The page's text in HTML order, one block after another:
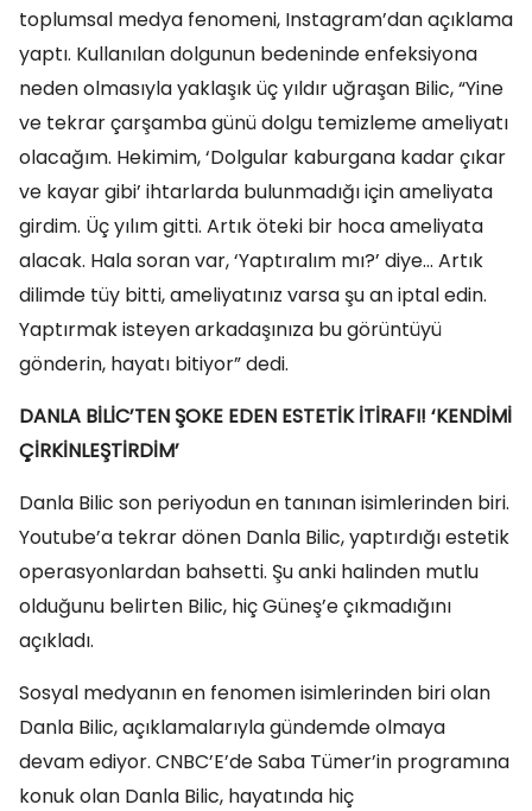
toplumsal medya fenomeni, Instagram’dan açıklama
yaptı. Kullanılan dolgunun bedeninde enfeksiyona
neden olmasıyla yaklaşık üç yıldır uğraşan Bilic, “Yine
ve tekrar çarşamba günü dolgu temizleme ameliyatı
olacağım. Hekimim, ‘Dolgular kaburgana kadar çıkar
ve kayar gibi’ ihtarlarda bulunmadığı için ameliyata
girdim. Üç yılım gitti. Artık öteki bir hoca ameliyata
alacak. Hala soran var, ‘Yaptıralım mı?’ diye… Artık
dilimde tüy bitti, ameliyatınız varsa şu an iptal edin.
Yaptırmak isteyen arkadaşınıza bu görüntüyü
gönderin, hayatı bitiyor” dedi.
DANLA BİLİC’TEN ŞOKE EDEN ESTETİK İTİRAFI! ‘KENDİMİ
ÇİRKİNLEŞTİRDİM’
Danla Bilic son periyodun en tanınan isimlerinden biri.
Youtube’a tekrar dönen Danla Bilic, yaptırdığı estetik
operasyonlardan bahsetti. Şu anki halinden mutlu
olduğunu belirten Bilic, hiç Güneş’e çıkmadığını
açıkladı.
Sosyal medyanın en fenomen isimlerinden biri olan
Danla Bilic, açıklamalarıyla gündemde olmaya
devam ediyor. CNBC’E’de Saba Tümer’in programına
konuk olan Danla Bilic, hayatında hiç